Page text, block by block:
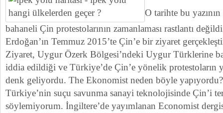
O tarihte bu
bahaneli Çin protestolarının zamanlaması rastlantı
Erdoğan’ın Temmuz 2015’te Çin’e bir ziyaret
Ziyaret, Uygur Özerk Bölgesi’ndeki Uygur Türklerine
iddia edildiği ve Türkiye’de Çin’e yönelik protestoların
denk geliyordu. The Ekonomist neden böyle
Türkiye’nin suçu savunma sanayi teknolojisinde Çin’i
söylemiyorum. İngiltere’de yayımlanan Economist